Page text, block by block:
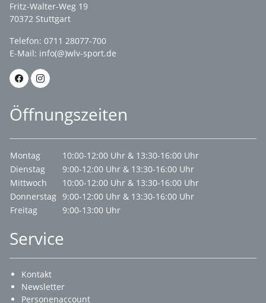
Fritz-Walter-Weg 19
70372 Stuttgart
Telefon: 0711 28077-700
E-Mail: info(@)wlv-sport.de
Öffnungszeiten
Montag
10:00-12:00 Uhr & 13:30-16:00 Uhr
Dienstag
9:00-12:00 Uhr & 13:30-16:00 Uhr
Mittwoch
10:00-12:00 Uhr & 13:30-16:00 Uhr
Donnerstag 9:00-12:00 Uhr & 13:30-16:00 Uhr
Freitag
9:00-13:00 Uhr
Service
Kontakt
Newsletter
Personenaccount